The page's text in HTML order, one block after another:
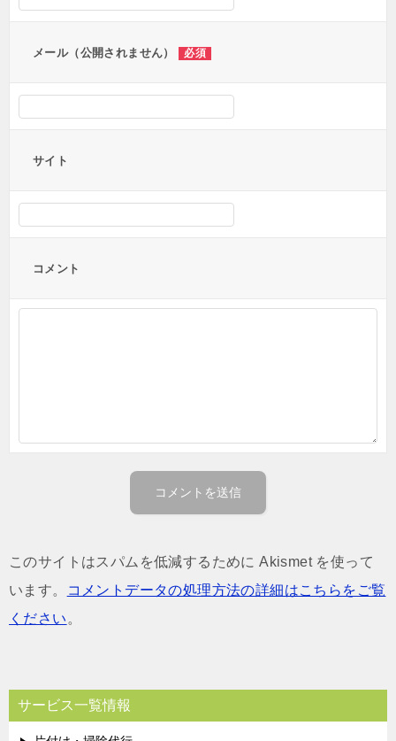
メール（公開されません） 必須
サイト
コメント
このサイトはスパムを低減するために Akismet を使って
います。
コメントデータの処理方法の詳細はこちらをご覧
ください 。
サービス一覧情報